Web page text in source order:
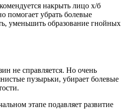
накрыть лицо х/б
помогает убрать болевые
уменьшить образование гнойных
не справляется. Но очень
пузырьки, убирает болевые
этапе подавляет развитие